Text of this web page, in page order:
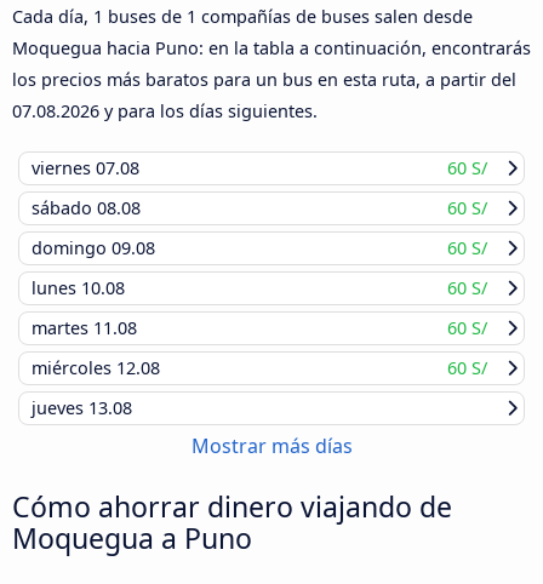
Cada día, 1 buses de 1 compañías de buses salen desde
Moquegua hacia Puno: en la tabla a continuación, encontrarás
los precios más baratos para un bus en esta ruta, a partir del
07.08.2026 y para los días siguientes.
viernes 07.08
60 S/
sábado 08.08
60 S/
domingo 09.08
60 S/
lunes 10.08
60 S/
martes 11.08
60 S/
miércoles 12.08
60 S/
jueves 13.08
Mostrar más días
Cómo ahorrar dinero viajando de
Moquegua a Puno